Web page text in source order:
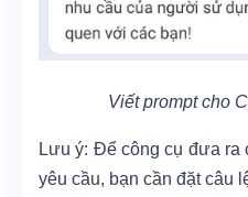
Viết prompt cho
Lưu ý: Để công cụ đưa ra
yêu cầu, bạn cần đặt câu